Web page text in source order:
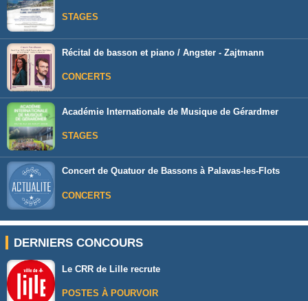
STAGES
Récital de basson et piano / Angster - Zajtmann
CONCERTS
Académie Internationale de Musique de Gérardmer
STAGES
Concert de Quatuor de Bassons à Palavas-les-Flots
CONCERTS
DERNIERS CONCOURS
Le CRR de Lille recrute
POSTES À POURVOIR